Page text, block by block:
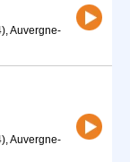
Auvergne-
Auvergne-